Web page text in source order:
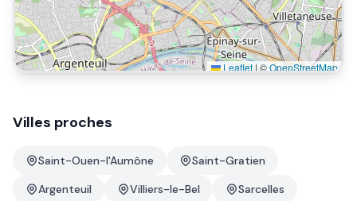
Leaflet | ©OpenStreetMap
Villes proches
Saint-Ouen-l'Aumône
Saint-Gratien
Argenteuil
Villiers-le-Bel
Sarcelles